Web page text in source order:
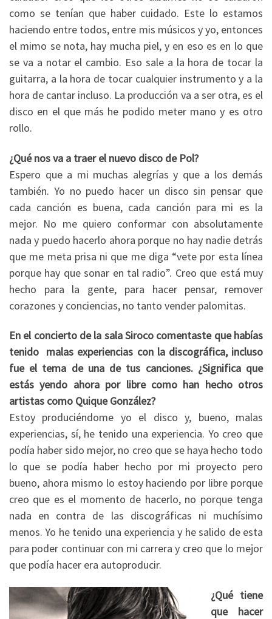
como se tenían que haber cuidado. Este lo estamos
haciendo entre todos, entre mis músicos y yo, entonces
el mimo se nota, hay mucha piel, y en eso es en lo que
se va a notar el cambio. Eso sale a la hora de tocar la
guitarra, a la hora de tocar cualquier instrumento y a la
hora de cantar incluso. La producción va a ser otra, es el
disco en el que más he podido meter mano y es otro
rollo.
¿Qué nos va a traer el nuevo disco de Pol?
Espero que a mi muchas alegrías y que a los demás
también. Yo no puedo hacer un disco sin pensar que
cada canción es buena, cada canción para mi es la
mejor. No me quiero conformar con absolutamente
nada y puedo hacerlo ahora porque no hay nadie detrás
que me meta prisa ni que me diga “vete por esta línea
porque hay que sonar en tal radio”. Creo que está muy
hecho para la gente, para hacer pensar, remover
corazones y conciencias, no tanto vender palomitas.
En el concierto de la sala Siroco comentaste que habías
tenido malas experiencias con la discográfica, incluso
fue el tema de una de tus canciones. ¿Significa que
estás yendo ahora por libre como han hecho otros
artistas como Quique González?
Estoy produciéndome yo el disco y, bueno, malas
experiencias, sí, he tenido una experiencia. Yo creo que
podía haber sido mejor, no creo que se haya hecho todo
lo que se podía haber hecho por mi proyecto pero
bueno, ahora mismo lo estoy haciendo por libre porque
creo que es el momento de hacerlo, no porque tenga
nada en contra de las discográficas ni muchísimo
menos. Yo he tenido una experiencia y he salido de esta
para poder continuar con mi carrera y creo que lo mejor
que podía hacer era autoproducir.
¿Qué tiene
que hacer